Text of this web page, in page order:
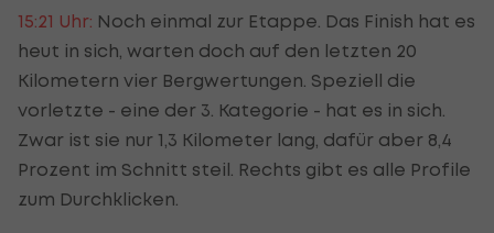
15:21 Uhr: Noch einmal zur Etappe. Das Finish hat es
heut in sich, warten doch auf den letzten 20
Kilometern vier Bergwertungen. Speziell die
vorletzte - eine der 3. Kategorie - hat es in sich.
Zwar ist sie nur 1,3 Kilometer lang, dafür aber 8,4
Prozent im Schnitt steil. Rechts gibt es alle Profile
zum Durchklicken.